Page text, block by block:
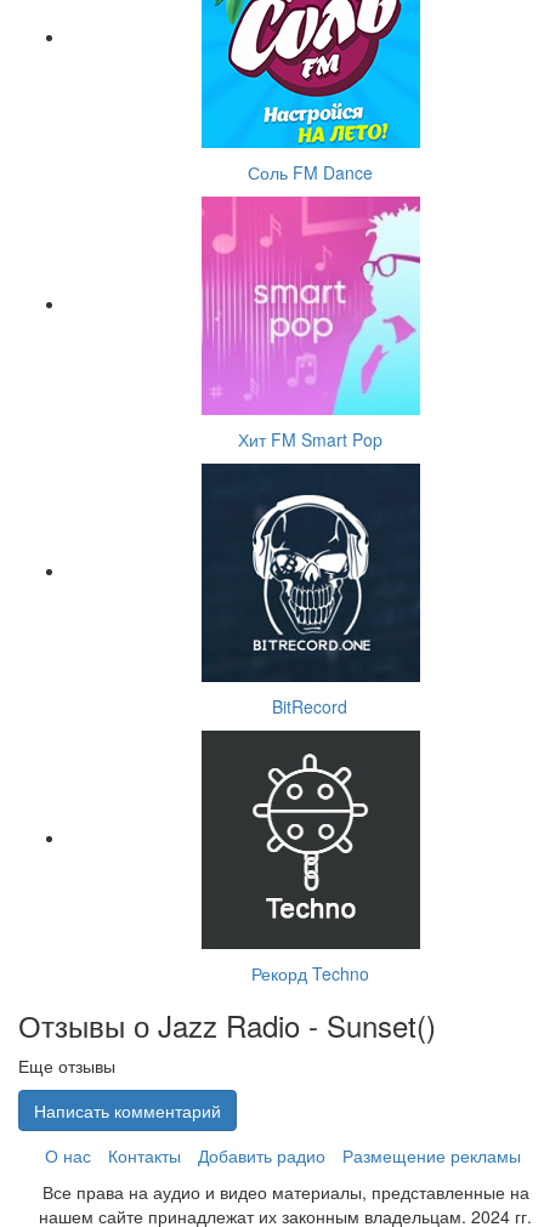
Соль FM Dance
Хит FM Smart Pop
BitRecord
Рекорд Techno
Отзывы о Jazz Radio - Sunset()
Еще отзывы
Написать комментарий
О нас
Контакты Добавить радио
Размещение рекламы
Все права на аудио и видео материалы, представленные на
нашем сайте принадлежат их законным владельцам. 2024 гг.